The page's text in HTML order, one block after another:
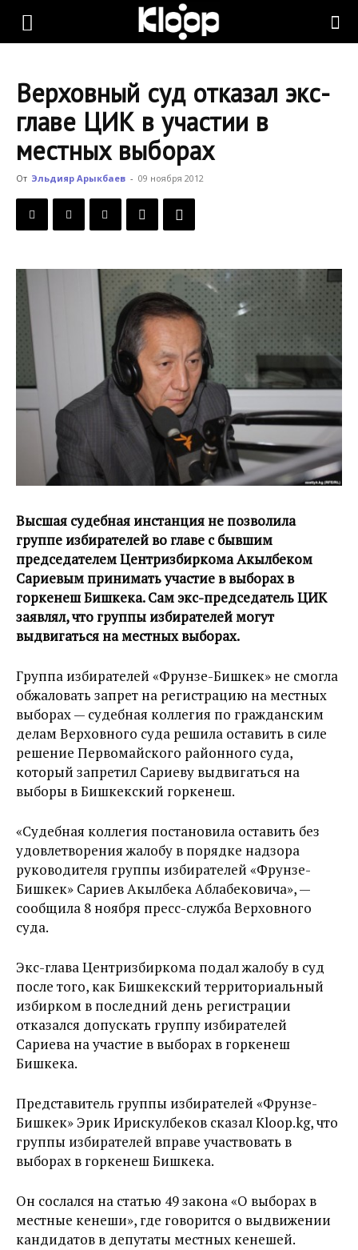
KLOOP.KG
Новости
Кыргызстана
Верховный суд отказал экс-
главе ЦИК в участии в
местных выборах
От Эльдияр Арыкбаев - 09 ноября 2012
Высшая судебная инстанция не позволила
группе избирателей во главе с бывшим
председателем Центризбиркома Акылбеком
Сариевым принимать участие в выборах в
горкенеш Бишкека. Сам экс-председатель ЦИК
заявлял, что группы избирателей могут
выдвигаться на местных выборах.
Группа избирателей «Фрунзе-Бишкек» не смогла
обжаловать запрет на регистрацию на местных
выборах — судебная коллегия по гражданским
делам Верховного суда решила оставить в силе
решение Первомайского районного суда,
который запретил Сариеву выдвигаться на
выборы в Бишкекский горкенеш.
«Судебная коллегия постановила оставить без
удовлетворения жалобу в порядке надзора
руководителя группы избирателей «Фрунзе-
Бишкек» Сариев Акылбека Аблабековича», —
сообщила 8 ноября пресс-служба Верховного
суда.
Экс-глава Центризбиркома подал жалобу в суд
после того, как Бишкекский территориальный
избирком в последний день регистрации
отказался допускать группу избирателей
Сариева на участие в выборах в горкенеш
Бишкека.
Представитель группы избирателей «Фрунзе-
Бишкек» Эрик Ирискулбеков сказал Kloop.kg, что
группы избирателей вправе участвовать в
выборах в горкенеш Бишкека.
Он сослался на статью 49 закона «О выборах в
местные кенеши», где говорится о выдвижении
кандидатов в депутаты местных кенешей.